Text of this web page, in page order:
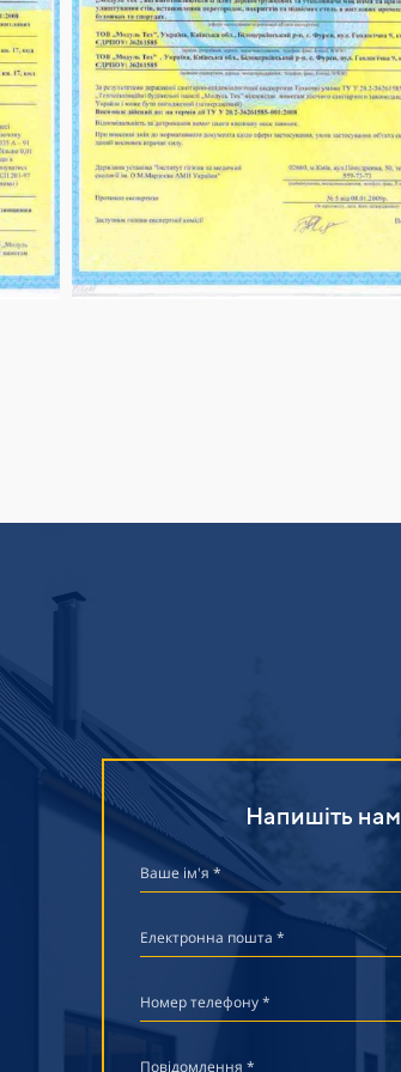
Напишіть нам
Ваше ім'я *
Електронна пошта *
Номер телефону *
Повідомлення *